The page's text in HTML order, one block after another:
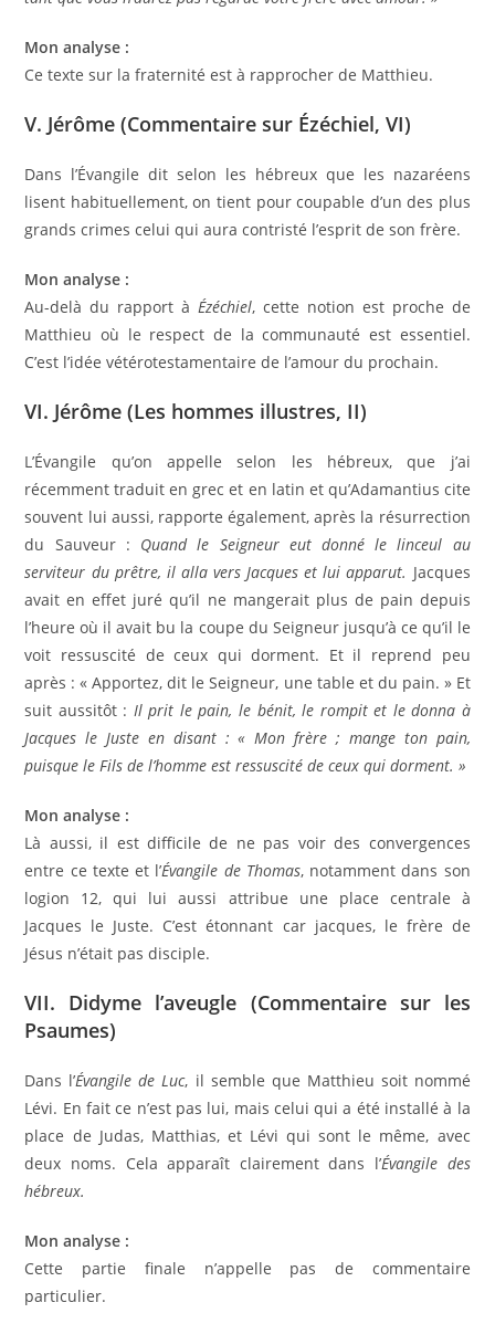
Mon analyse :
Ce texte sur la fraternité est à rapprocher de Matthieu.
V. Jérôme (Commentaire sur Ézéchiel, VI)
Dans l’Évangile dit selon les hébreux que les nazaréens
lisent habituellement, on tient pour coupable d’un des plus
grands crimes celui qui aura contristé l’esprit de son frère.
Mon analyse :
Au-delà du rapport àÉzéchiel, cette notion est proche de
Matthieu où le respect de la communauté est essentiel.
C’est l’idée vétérotestamentaire de l’amour du prochain.
VI. Jérôme (Les hommes illustres, II)
L’Évangile qu’on appelle selon les hébreux, que j’ai
récemment traduit en grec et en latin et qu’Adamantius cite
souvent lui aussi, rapporte également, après la résurrection
du Sauveur : Quand le Seigneur eut donné le linceul au
serviteur du prêtre, il alla vers Jacques et lui apparut. Jacques
avait en effet juré qu’il ne mangerait plus de pain depuis
l’heure où il avait bu la coupe du Seigneur jusqu’à ce qu’il le
voit ressuscité de ceux qui dorment. Et il reprend peu
après : « Apportez, dit le Seigneur, une table et du pain. » Et
suit aussitôt : Il prit le pain, le bénit, le rompit et le donna à
Jacques le Juste en disant : « Mon frère ; mange ton pain,
puisque le Fils de l’homme est ressuscité de ceux qui dorment. »
Mon analyse :
Là aussi, il est difficile de ne pas voir des convergences
entre ce texte et l’Évangile de Thomas, notamment dans son
logion 12, qui lui aussi attribue une place centrale à
Jacques le Juste. C’est étonnant car jacques, le frère de
Jésus n’était pas disciple.
VII. Didyme l’aveugle (Commentaire sur les
Psaumes)
Dans l’Évangile de Luc, il semble que Matthieu soit nommé
Lévi. En fait ce n’est pas lui, mais celui qui a été installé à la
place de Judas, Matthias, et Lévi qui sont le même, avec
deux noms. Cela apparaît clairement dans l’Évangile des
hébreux.
Mon analyse :
Cette partie finale n’appelle pas de commentaire
particulier.